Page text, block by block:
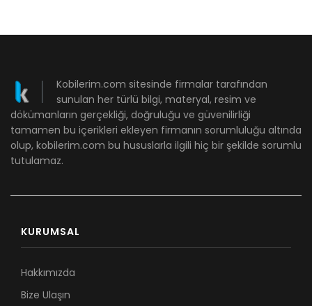
Kobilerim.com sitesinde firmalar tarafından
sunulan her türlü bilgi, materyal, resim ve
dökümanların gerçekliği, doğruluğu ve güvenilirliği
tamamen bu içerikleri ekleyen firmanın sorumluluğu altında
olup, kobilerim.com bu hususlarla ilgili hiç bir şekilde sorumlu
tutulamaz.
KURUMSAL
Hakkımızda
Bize Ulaşın